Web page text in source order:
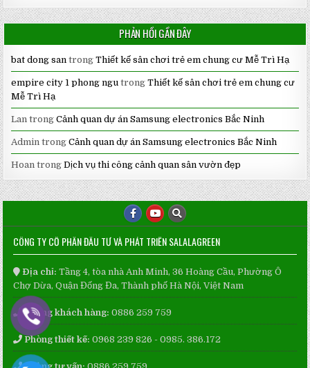
PHẢN HỒI GẦN ĐÂY
bat dong san trongThiết kế sân chơi trẻ em chung cư Mễ Trì Hạ
empire city 1 phong ngu trongThiết kế sân chơi trẻ em chung cư
Mễ Trì Hạ
Lan trongCảnh quan dự án Samsung electronics Bắc Ninh
Admin trongCảnh quan dự án Samsung electronics Bắc Ninh
Hoan trongDịch vụ thi công cảnh quan sân vườn đẹp
CÔNG TY CỔ PHẦN ĐẦU TƯ VÀ PHÁT TRIỂN SALALAGREEN
Địa chỉ: Tầng 4, tòa nhà Anh Minh, 36 Hoàng Cầu, Phường Ô
Chợ Dừa, Quận Đống Đa, Thành phố Hà Nội, Việt Nam
Phòng khách hàng: 0886 259 759
Phòng thiết kế: 0968 239 826 - 0985. 386.172